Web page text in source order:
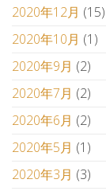
2020年12月 (15)
2020年10月 (1)
2020年9月 (2)
2020年7月 (2)
2020年6月 (2)
2020年5月 (1)
2020年3月 (3)